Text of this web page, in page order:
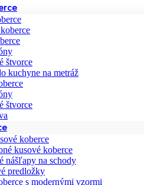
štvorce
kuchyne na metráž
štvorce
koberce
kusové koberce
nášľapy na schody
predložky
s modernými vzormi